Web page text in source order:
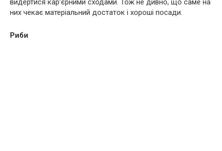
видертися кар’єрними сходами. Тож не дивно, що саме на
них чекає матеріальний достаток і хороші посади.
Риби